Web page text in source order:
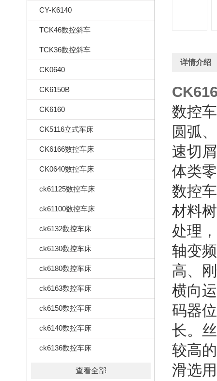
CY-K6140
TCK46数控斜车
TCK36数控斜车
CK0640
CK6150B
CK6160
CK5116立式车床
CK6166数控车床
CK0640数控车床
ck61125数控车床
ck61100数控车床
ck6132数控车床
ck6130数控车床
ck6180数控车床
ck6163数控车床
ck6150数控车床
ck6140数控车床
ck6136数控车床
查看全部
详情介绍
数控
圆弧
速切
体类
数控
材料
处理
轴变
高、
横向
码器
长。
较高
滑选